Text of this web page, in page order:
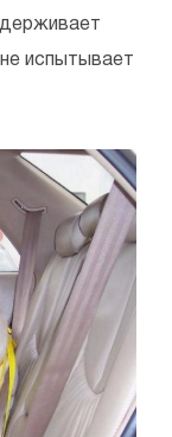
испытывает